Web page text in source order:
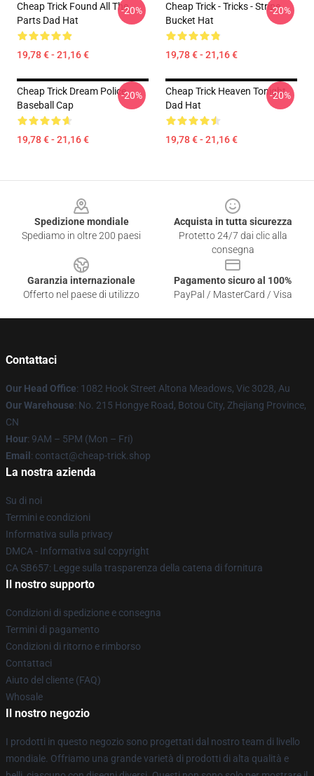
Cheap Trick Found All The
Parts Dad Hat
19,78 € - 21,16 €
-20%
Cheap Trick - Tricks - Stripe
Bucket Hat
19,78 € - 21,16 €
-20%
Cheap Trick Dream Police
Baseball Cap
19,78 € - 21,16 €
-20%
Cheap Trick Heaven Tonight
Dad Hat
19,78 € - 21,16 €
-20%
Spedizione mondiale
Spediamo in oltre 200 paesi
Acquista in tutta sicurezza
Protetto 24/7 dai clic alla
consegna
Garanzia internazionale
Offerto nel paese di utilizzo
Pagamento sicuro al 100%
PayPal / MasterCard / Visa
Contattaci
Our Head Office: 1082 Hook Street Altona Meadows, Vic 3028, Au
Our Warehouse: No. 215 Hongye Road, Botou City, Zhejiang Province,
CN
Hour: 9AM – 5PM (Mon – Fri)
Email : contact@cheap-trick.shop
La nostra azienda
Su di noi
Termini e condizioni
Informativa sulla privacy
DMCA - Informativa sul copyright
CA SB657: Legge sulla trasparenza della catena di fornitura
Il nostro supporto
Condizioni di spedizione e consegna
Termini di pagamento
Condizioni di ritorno e rimborso
Contattaci
Aiuto del cliente (FAQ)
Whosale
Il nostro negozio
I prodotti in questo negozio sono progettati dal nostro team di livello
mondiale. Offriamo una grande varietà di prodotti di alta qualità e